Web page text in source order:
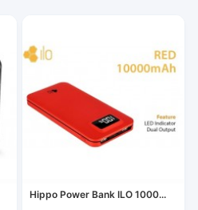
Hippo Power Bank ILO 1000...